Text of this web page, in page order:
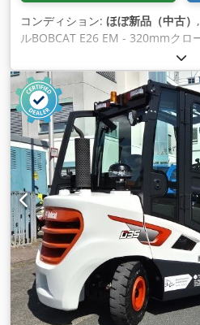
コンディション: ほぼ新品（中古）
ルBOBCAT E26 EM - 320mmクロ
ヶ月 エンジン エンジンメーカー
2400 rpm) kW エンジン型式
ィーゼル シリンダー数 3 排気量
Nm 冷却水 外形寸法 全高2357
ック幅による最小/最大） 1398
接地圧 地静圧 33.5 kPa 保護フレ
転重量（密閉暖房キャブ付き）
容量 2 x 28.8 l/分 接続回路の減
分 トラクション 上昇能力 30
（前進/後進） 2.4 km/h 高速（前
大掘削深さ（標準およびロングブ
高（標準およびロングブーム）
（標準およびロングブーム）
よびロングブーム） 13200/
Nm 引抜き力 30200 Nm 回転方式
ピボット右 60 回転数 9.3 rpm 液